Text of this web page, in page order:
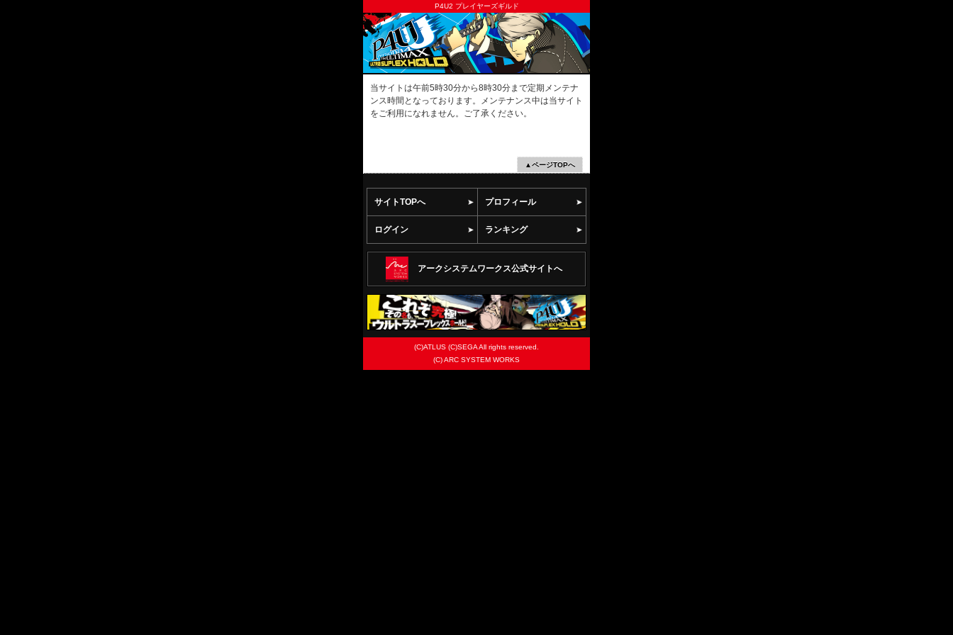
P4U2 プレイヤーズギルド
当サイトは午前5時30分から8時30分まで定期メンテナ
ンス時間となっております。メンテナンス中は当サイト
をご利用になれません。ご了承ください。
▲ページTOPへ
サイトTOPへ プロフィール
ログイン ランキング
アークシステムワークス公式サイトへ
(C)ATLUS (C)SEGA All rights reserved.
(C) ARC SYSTEM WORKS